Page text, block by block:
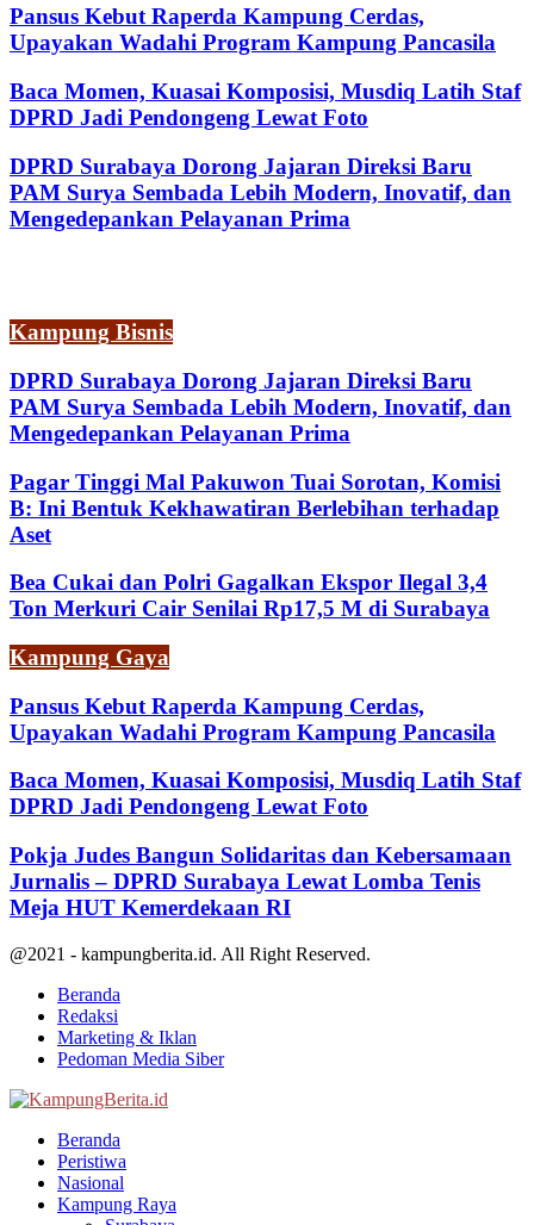
Pansus Kebut Raperda Kampung Cerdas,
Upayakan Wadahi Program Kampung Pancasila
Baca Momen, Kuasai Komposisi, Musdiq Latih Staf
DPRD Jadi Pendongeng Lewat Foto
DPRD Surabaya Dorong Jajaran Direksi Baru
PAM Surya Sembada Lebih Modern, Inovatif, dan
Mengedepankan Pelayanan Prima
Kampung Bisnis
DPRD Surabaya Dorong Jajaran Direksi Baru
PAM Surya Sembada Lebih Modern, Inovatif, dan
Mengedepankan Pelayanan Prima
Pagar Tinggi Mal Pakuwon Tuai Sorotan, Komisi
B: Ini Bentuk Kekhawatiran Berlebihan terhadap
Aset
Bea Cukai dan Polri Gagalkan Ekspor Ilegal 3,4
Ton Merkuri Cair Senilai Rp17,5 M di Surabaya
Kampung Gaya
Pansus Kebut Raperda Kampung Cerdas,
Upayakan Wadahi Program Kampung Pancasila
Baca Momen, Kuasai Komposisi, Musdiq Latih Staf
DPRD Jadi Pendongeng Lewat Foto
Pokja Judes Bangun Solidaritas dan Kebersamaan
Jurnalis – DPRD Surabaya Lewat Lomba Tenis
Meja HUT Kemerdekaan RI
@2021 - kampungberita.id. All Right Reserved.
Beranda
Redaksi
Marketing & Iklan
Pedoman Media Siber
Beranda
Peristiwa
Nasional
Kampung Raya